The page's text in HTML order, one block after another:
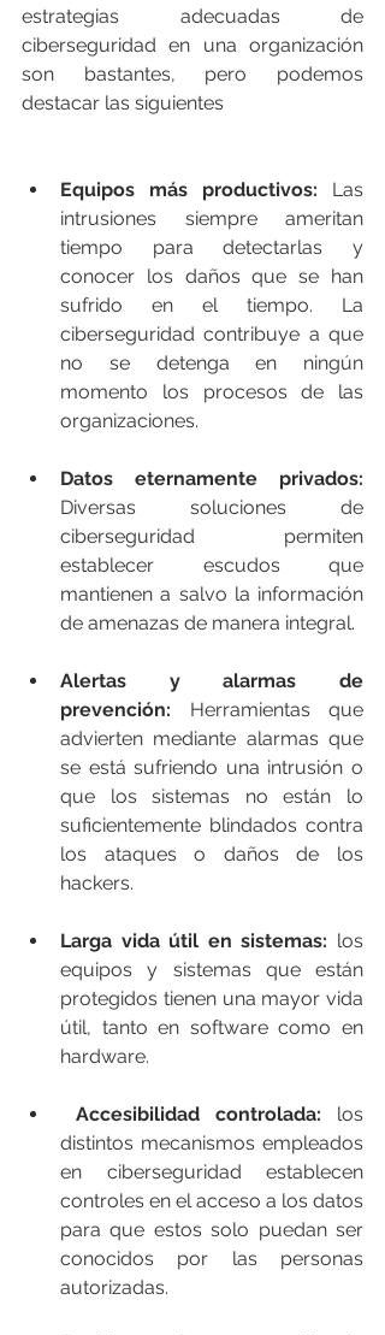
estrategias adecuadas de
ciberseguridad en una organización
son bastantes, pero podemos
destacar las siguientes
Equipos más productivos: Las
intrusiones siempre ameritan
tiempo para detectarlas y
conocer los daños que se han
sufrido en el tiempo. La
ciberseguridad contribuye a que
no se detenga en ningún
momento los procesos de las
organizaciones.
Diversas soluciones de
ciberseguridad permiten
establecer escudos que
mantienen a salvo la información
de amenazas de manera integral.
Alertas y alarmas de
prevención: Herramientas que
advierten mediante alarmas que
se está sufriendo una intrusión o
que los sistemas no están lo
suficientemente blindados contra
los ataques o daños de los
hackers.
Larga vida útil en sistemas: los
equipos y sistemas que están
protegidos tienen una mayor vida
útil, tanto en software como en
hardware.
Accesibilidad controlada: los
distintos mecanismos empleados
en ciberseguridad establecen
controles en el acceso a los datos
para que estos solo puedan ser
conocidos por las personas
autorizadas.